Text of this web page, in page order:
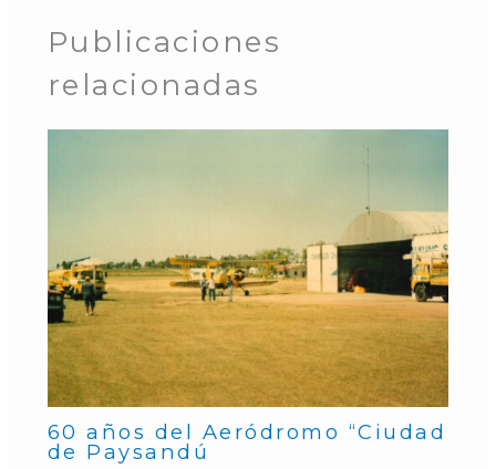
Publicaciones
relacionadas
60 años del Aeródromo “Ciudad
de Paysandú